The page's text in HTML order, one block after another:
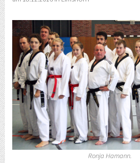
Ronja Hamann.